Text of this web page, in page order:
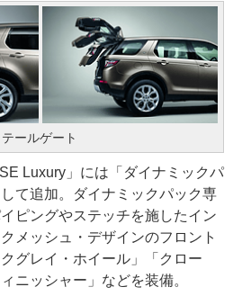
ールゲート
Luxury」には「ダイナミックパ
て追加。ダイナミックパック専
ピングやステッチを施したイン
メッシュ・デザインのフロント
グレイ・ホイール」「クロー
ニッシャー」などを装備。